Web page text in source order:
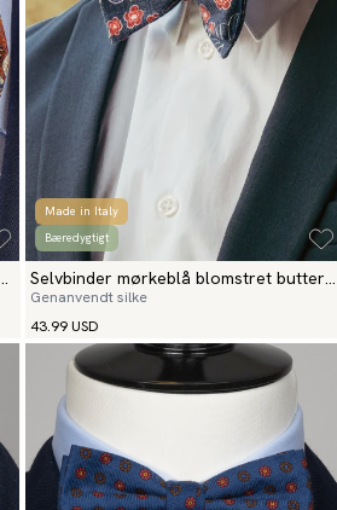
Made in Italy
Bæredygtigt
Selvbinder mørkeblå blomstret butterfly
spezia
Genanvendt silke
43.99 USD